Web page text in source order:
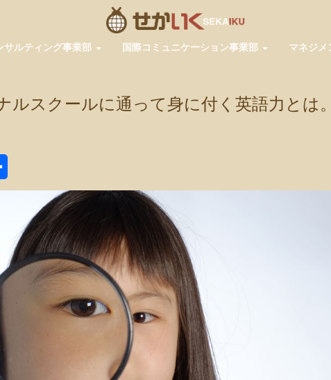
サルティング事業部 国際コミュニケーション事業部 マネジメ
スクールに通って身に付く英語力とは。
有